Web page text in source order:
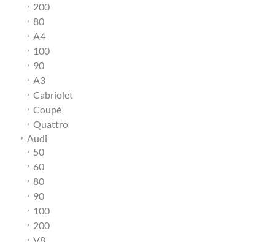
200
80
A4
100
90
A3
Cabriolet
Coupé
Quattro
Audi
50
60
80
90
100
200